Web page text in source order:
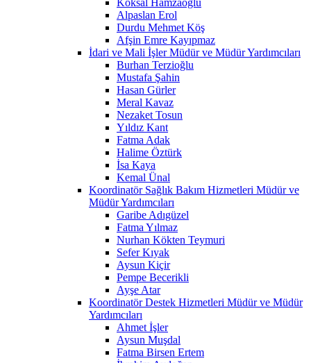
Alpaslan Erol
Durdu Mehmet Köş
Afşin Emre Kayıpmaz
İdari ve Mali İşler Müdür ve Müdür Yardımcıları
Burhan Terzioğlu
Mustafa Şahin
Hasan Gürler
Meral Kavaz
Nezaket Tosun
Yıldız Kant
Fatma Adak
Halime Öztürk
İsa Kaya
Kemal Ünal
Koordinatör Sağlık Bakım Hizmetleri Müdür ve
Müdür Yardımcıları
Garibe Adıgüzel
Fatma Yılmaz
Nurhan Kökten Teymuri
Sefer Kıyak
Aysun Kiçir
Pempe Becerikli
Ayşe Atar
Koordinatör Destek Hizmetleri Müdür ve Müdür
Yardımcıları
Ahmet İşler
Aysun Muşdal
Fatma Birsen Ertem